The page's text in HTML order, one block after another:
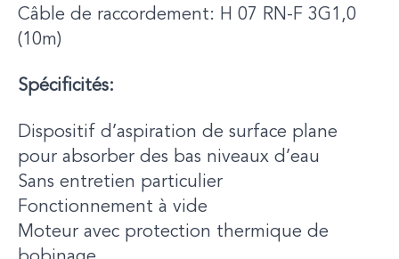
Câble de raccordement: H 07 RN-F 3G1,0
(10m)
Spécificités:
Dispositif d’aspiration de surface plane
pour absorber des bas niveaux d’eau
Sans entretien particulier
Fonctionnement à vide
Moteur avec protection thermique de